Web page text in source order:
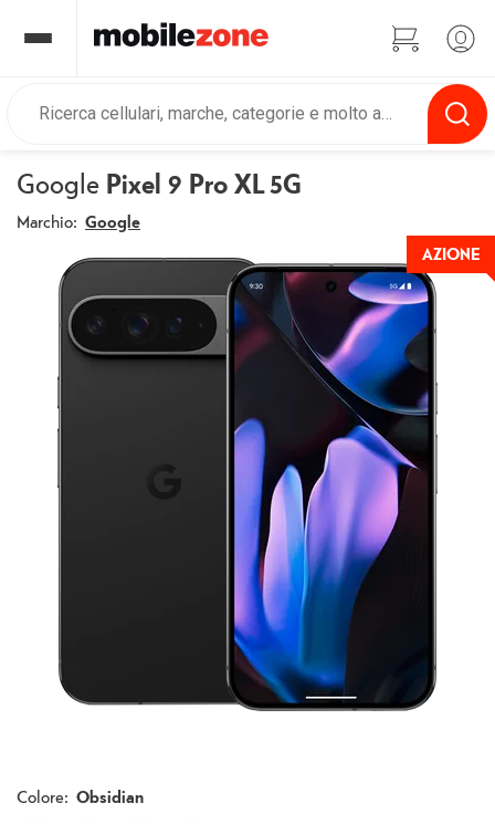
Google Pixel 9 Pro XL 5G
Marchio: Google
AZIONE
Colore: Obsidian